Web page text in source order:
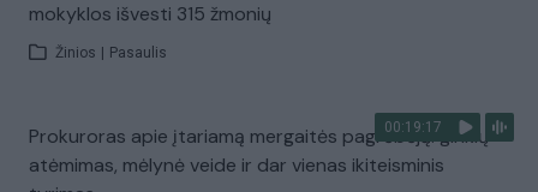
mokyklos išvesti 315 žmonių
Žinios Pasaulis
00:19:17
Prokuroras apie įtariamą mergaitės pagrėbėją: ginklų
atėmimas, mėlynė veide ir dar vienas ikiteisminis